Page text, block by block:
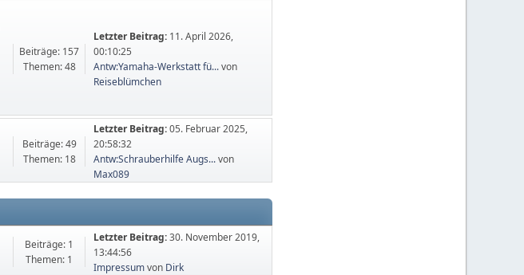
Beiträge: 157
Themen: 48
Letzter Beitrag: 11. April 2026,
00:10:25
Antw:Yamaha-Werkstatt fü...von
Reiseblümchen
Beiträge: 49
Themen: 18
Letzter Beitrag:05. Februar 2025,
20:58:32
Antw:Schrauberhilfe Augs...von
Max089
Beiträge: 1
Themen: 1
Letzter Beitrag:30. November 2019,
13:44:56
Impressumvon Dirk